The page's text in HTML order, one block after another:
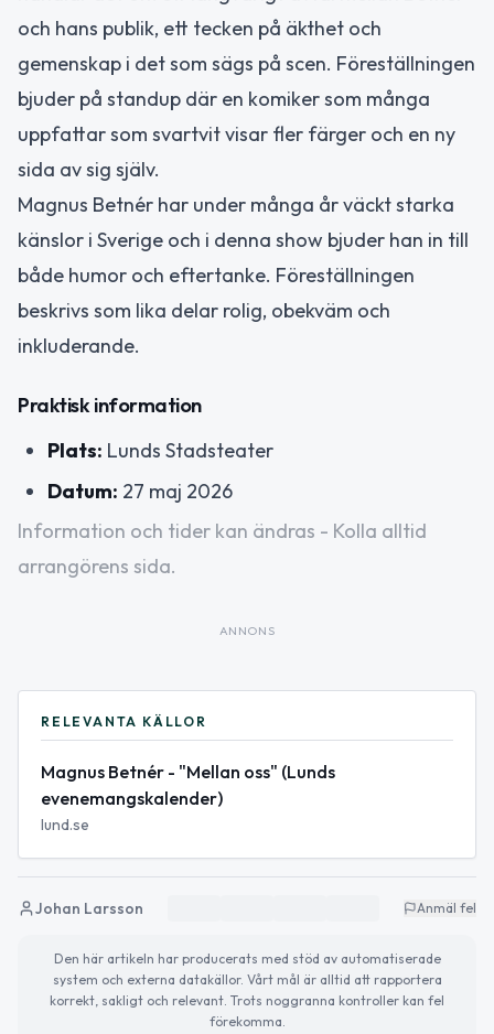
och hans publik, ett tecken på äkthet och
gemenskap i det som sägs på scen. Föreställningen
bjuder på standup där en komiker som många
uppfattar som svartvit visar fler färger och en ny
sida av sig själv.
Magnus Betnér har under många år väckt starka
känslor i Sverige och i denna show bjuder han in till
både humor och eftertanke. Föreställningen
beskrivs som lika delar rolig, obekväm och
inkluderande.
Praktisk information
Plats: Lunds Stadsteater
Datum: 27 maj 2026
Information och tider kan ändras - Kolla alltid
arrangörens sida.
ANNONS
RELEVANTA KÄLLOR
Magnus Betnér - "Mellan oss" (Lunds
evenemangskalender)
lund.se
Johan Larsson Anmäl fel
Den här artikeln har producerats med stöd av automatiserade
system och externa datakällor. Vårt mål är alltid att rapportera
korrekt, sakligt och relevant. Trots noggranna kontroller kan fel
förekomma.